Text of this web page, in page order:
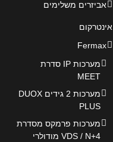
אביזרים משלימים
אינטרקום
Fermax
מערכות IP סדרת
MEET
מערכות 2 גידים DUOX
PLUS
מערכות פרמקס מסדרת
VDS / N+4 מודולרי